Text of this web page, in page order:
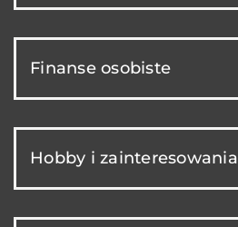
Finanse osobiste
Hobby i zainteresowania